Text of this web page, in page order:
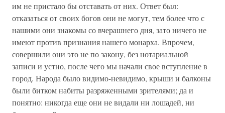
им не пристало бы отставать от них. Ответ был:
отказаться от своих богов они не могут, тем более что с
нашими они знакомы со вчерашнего дня, зато ничего не
имеют против признания нашего монарха. Впрочем,
совершили они это не по закону, без нотариальной
записи и устно, после чего мы начали свое вступление в
город. Народа было видимо-невидимо, крыши и балконы
были битком набиты разряженными зрителями; да и
понятно: никогда еще они не видали ни лошадей, ни